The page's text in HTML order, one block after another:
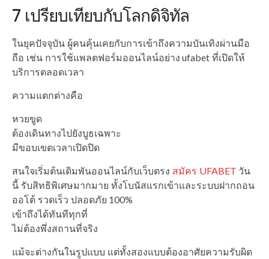
7 เปรียบเทียบกับโลกดิจิทัล
ในยุคปัจจุบัน ผู้คนคุ้นเคยกับการเข้าถึงความบันเทิงผ่านมือ
ถือ เช่น การใช้แพลตฟอร์มออนไลน์อย่าง ufabet ที่เปิดให้
บริการตลอดเวลา
ความแตกต่างคือ
หวยขูด
ต้องเดินทางไปยังบูธเฉพาะ
มีขอบเขตเวลาเปิดปิด
สนใจเริ่มต้นเดิมพันออนไลน์กับเว็บตรง สมัคร UFABET วัน
นี้ รับสิทธิพิเศษมากมาย ทั้งโบนัสแรกเข้าและระบบฝากถอน
ออโต้ รวดเร็ว ปลอดภัย 100%
เข้าถึงได้ทันทีทุกที่
ไม่ต้องพึ่งสถานที่จริง
แม้จะต่างกันในรูปแบบ แต่ทั้งสองแบบต้องอาศัยความรับผิด